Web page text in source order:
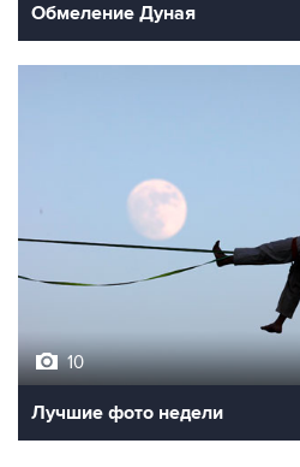
Обмеление Дуная
10
Лучшие фото недели